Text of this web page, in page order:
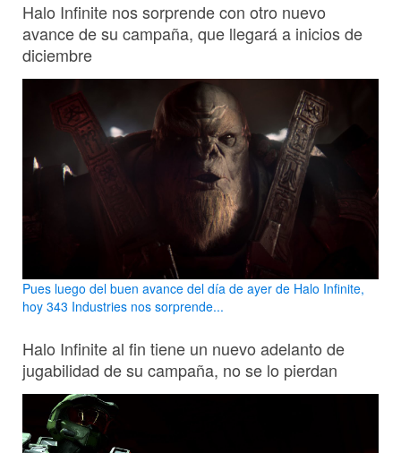
Halo Infinite nos sorprende con otro nuevo
avance de su campaña, que llegará a inicios de
diciembre
Pues luego del buen avance del día de ayer de Halo Infinite,
hoy 343 Industries nos sorprende...
Halo Infinite al fin tiene un nuevo adelanto de
jugabilidad de su campaña, no se lo pierdan